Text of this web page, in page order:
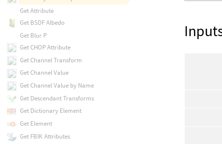
Get Attribute
Get BSDF Albedo
Get Blur P
Get CHOP Attribute
Get Channel Transform
Get Channel Value
Get Channel Value by Name
Get Descendant Transforms
Get Dictionary Element
Get Element
Get FBIK Attributes